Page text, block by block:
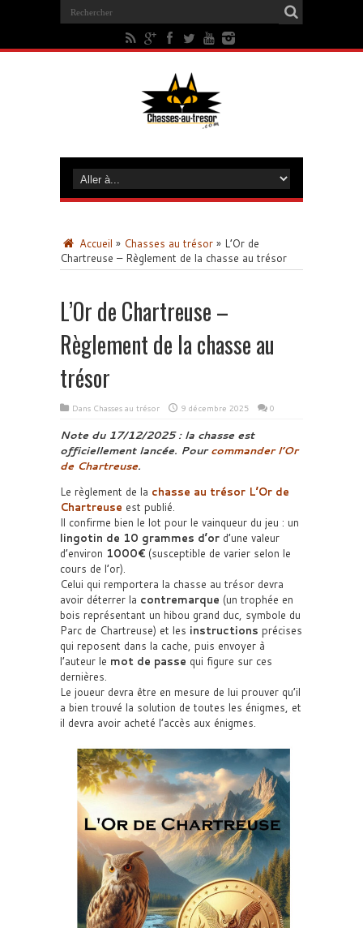
Accueil » Chasses au trésor » L’Or de
Chartreuse – Règlement de la chasse au trésor
L’Or de Chartreuse –
Règlement de la chasse au
trésor
Dans Chasses au trésor 9 décembre 2025 0
Note du 17/12/2025 : la chasse est
officiellement lancée. Pourcommander l’Or
de Chartreuse.
Le règlement de la chasse au trésor L’Or de
Chartreuse est publié.
Il confirme bien le lot pour le vainqueur du jeu : un
lingotin de 10 grammes d’or d’une valeur
d’environ 1000€ (susceptible de varier selon le
cours de l’or).
Celui qui remportera la chasse au trésor devra
avoir déterrer la contremarque (un trophée en
bois représentant un hibou grand duc, symbole du
Parc de Chartreuse) et les instructions précises
qui reposent dans la cache, puis envoyer à
l’auteur le mot de passe qui figure sur ces
dernières.
Le joueur devra être en mesure de lui prouver qu’il
a bien trouvé la solution de toutes les énigmes, et
il devra avoir acheté l’accès aux énigmes.